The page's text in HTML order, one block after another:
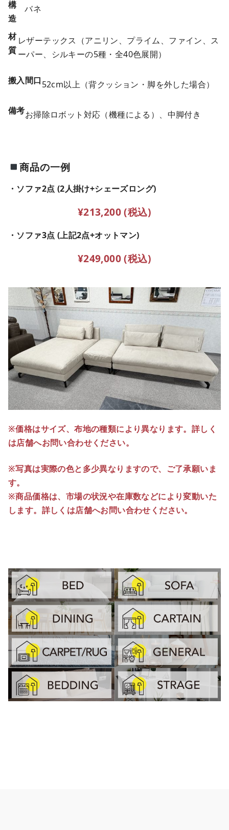
構
造
バネ
材
質
レザーテックス（アニリン、プライム、ファイン、ス
ーパー、シルキーの5種・全40色展開）
搬入間口52cm以上（背クッション・脚を外した場合）
備考お掃除ロボット対応（機種による）、中脚付き
商品の一例
・ソファ2点 (2人掛け+シェーズロング)
¥213,200 (税込)
・ソファ3点 (上記2点+オットマン)
¥249,000 (税込)
※価格はサイズ、布地の種類により異なります。詳しく
は店舗へお問い合わせください。
※写真は実際の色と多少異なりますので、ご了承願いま
す。
※商品価格は、市場の状況や在庫数などにより変動いた
します。詳しくは店舗へお問い合わせください。